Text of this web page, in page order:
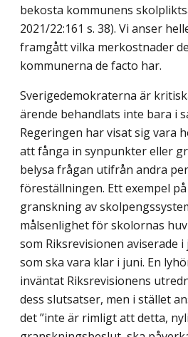
bekosta kommunens
2021/22:161 s. 38). Vi anser
framgått vilka merkostnader
kommunerna de facto har.
Sverigedemokraterna är
ärende behandlats inte bara i
Regeringen har visat sig vara
att fånga in synpunkter eller
belysa frågan utifrån andra
föreställ­ningen. Ett exempel
granskning av
målsenlighet för skolornas
som Riksrevisionen aviserade i
som ska vara klar i juni. En
inväntat Riksrevisionens
dess slutsatser, men i stället
det ”inte är rimligt att detta,